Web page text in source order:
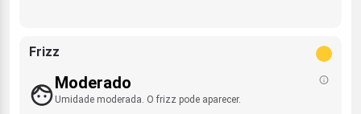
Frizz
Moderado
Umidade moderada. O frizz pode aparecer.